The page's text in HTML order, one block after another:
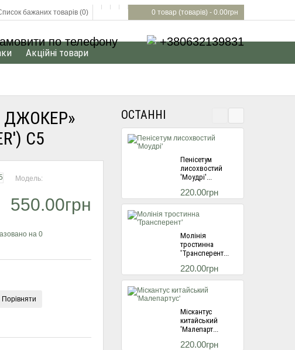
0 товар (товарів) - 0.00грн
бажаних товарів (0)
+380632139831
по телефону
Акційні товари
ОСТАННІ
Пенісетум
лисохвостий
'Моудрі'...
220.00грн
Молінія
тростинна
'Трансперент...
220.00грн
Міскантус
китайський
'Малепарт...
220.00грн
ДЖОКЕР»
С5
550.00грн
Модель:
на 0
Порівняти